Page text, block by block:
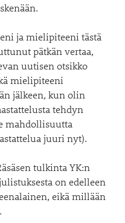
ja mielipiteeni tästä
pätkän vertaa,
uutisen otsikko
mielipiteeni
jälkeen, kun olin
tehdyn
mahdollisuutta
juuri nyt).
tulkinta YK:n
on edelleen
eikä millään